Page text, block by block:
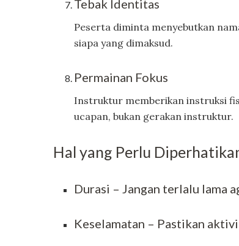
Tebak Identitas
Peserta diminta menyebutkan
siapa yang dimaksud.
Permainan Fokus
Instruktur memberikan instruksi
ucapan, bukan gerakan instruktur.
Hal yang Perlu
Durasi – Jangan terlalu lama
Keselamatan – Pastikan